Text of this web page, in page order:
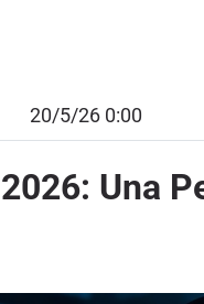
20/5/26 0:00
Una